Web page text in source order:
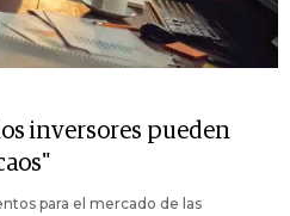
inversores pueden
para el mercado de las